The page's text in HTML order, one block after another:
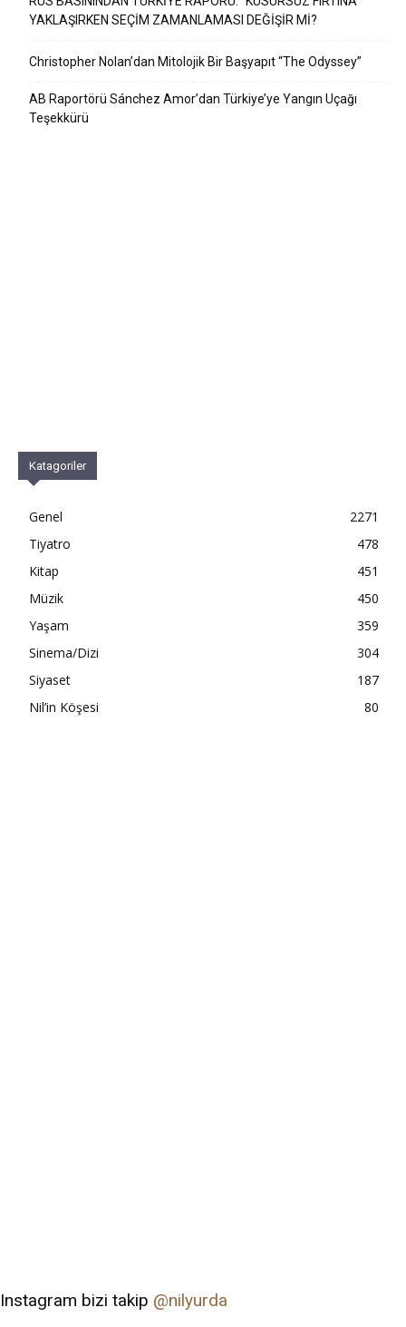
YAKLAŞIRKEN SEÇİM ZAMANLAMASI DEĞİŞİR Mİ?
Christopher Nolan’dan Mitolojik Bir Başyapıt “The Odyssey”
AB Raportörü Sánchez Amor’dan Türkiye’ye Yangın Uçağı
Teşekkürü
Katagoriler
Genel
2271
Tiyatro
478
Kitap
451
Müzik
450
Yaşam
359
Sinema/Dizi
304
Siyaset
187
Nil’in Köşesi
80
Instagram bizi takip @nilyurda